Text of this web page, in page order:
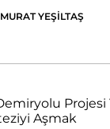
MURAT YEŞİLTAŞ